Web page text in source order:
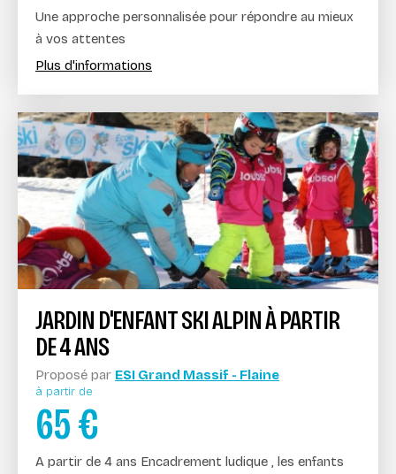
Une approche personnalisée pour répondre au mieux
à vos attentes
Plus d'informations
JARDIN D'ENFANT SKI ALPIN À PARTIR
DE 4 ANS
Proposé par ESI Grand Massif - Flaine
à partir de
65€
A partir de 4 ans Encadrement ludique , les enfants